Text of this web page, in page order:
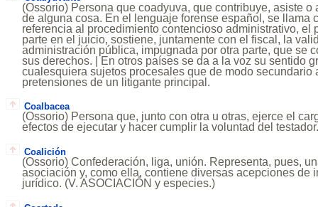
(Ossorio) Persona que coadyuva, que contribuye, asiste
de alguna cosa. En el lenguaje forense español, se llama
referencia al procedimiento contencioso administrativo, el
parte en el juicio, sostiene, juntamente con el fiscal, la
administración pública, impugnada por otra parte, que se
sus derechos. | En otros países se da a la voz su sentido
cualesquiera sujetos procesales que de modo secundario
pretensiones de un litigante principal.
Coalbacea
(Ossorio) Persona que, junto con otra u otras, ejerce el
efectos de ejecutar y hacer cumplir la voluntad del
Coalición
(Ossorio) Confederación, liga, unión. Representa, pues,
asociación y, como ella, contiene diversas acepciones de
jurídico. (V. ASOCIACIÓN y especies.)